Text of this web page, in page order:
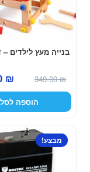
בנייה מעץ לילדים
349.00₪
היה:
₪
הוספה לסל
מבצע!
למוצר